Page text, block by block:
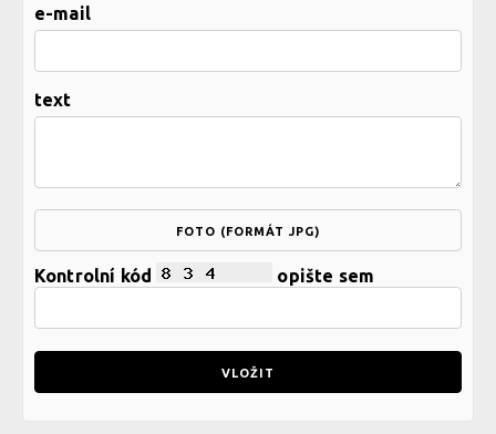
e-mail
text
FOTO (FORMÁT JPG)
Kontrolní kód opište sem